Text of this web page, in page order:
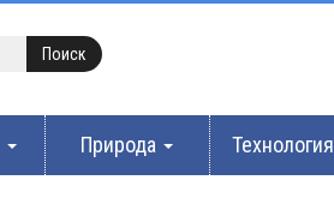
Природа Технология